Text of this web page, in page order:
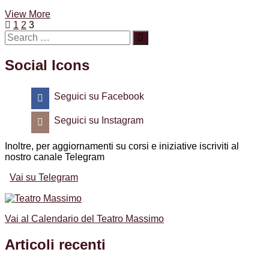
View MoreTesseramento
Navigazione
articoli
Previous
page
Page
1 Page
2 Page
3
Social Icons
Seguici su Facebook
Seguici su Instagram
Inoltre, per aggiornamenti su corsi e iniziative iscriviti al
nostro canale Telegram
Vai su Telegram
Vai al Calendario del Teatro Massimo
Articoli recenti